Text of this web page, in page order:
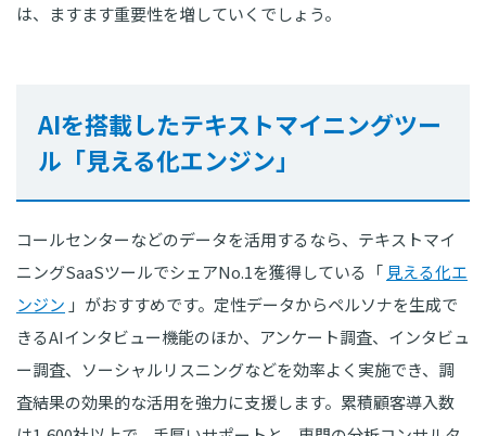
は、ますます重要性を増していくでしょう。
AIを搭載したテキストマイニングツー
ル「見える化エンジン」
コールセンターなどのデータを活用するなら、テキストマイ
ニングSaaSツールでシェアNo.1を獲得している「 見える化エ
ンジン 」がおすすめです。定性データからペルソナを生成で
きるAIインタビュー機能のほか、アンケート調査、インタビュ
ー調査、ソーシャルリスニングなどを効率よく実施でき、調
査結果の効果的な活用を強力に支援します。累積顧客導入数